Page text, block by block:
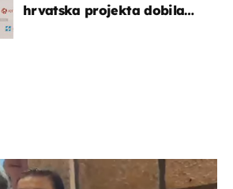
hrvatska projekta dobila